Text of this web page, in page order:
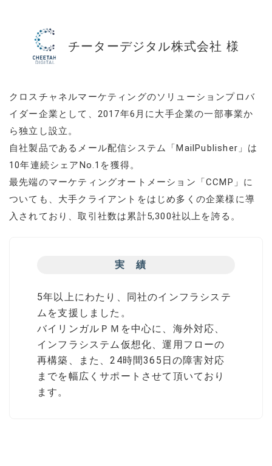
チーターデジタル株式会社 様
クロスチャネルマーケティングのソリューションプロバ
イダー企業として、2017年6月に大手企業の一部事業か
ら独立し設立。
自社製品であるメール配信システム「MailPublisher」は
10年連続シェアNo.1を獲得。
最先端のマーケティングオートメーション「CCMP」に
ついても、大手クライアントをはじめ多くの企業様に導
入されており、取引社数は累計5,300社以上を誇る。
実績
5年以上にわたり、同社のインフラシステ
ムを支援しました。
バイリンガルＰＭを中心に、海外対応、
インフラシステム仮想化、運用フローの
再構築、また、24時間365日の障害対応
までを幅広くサポートさせて頂いており
ます。